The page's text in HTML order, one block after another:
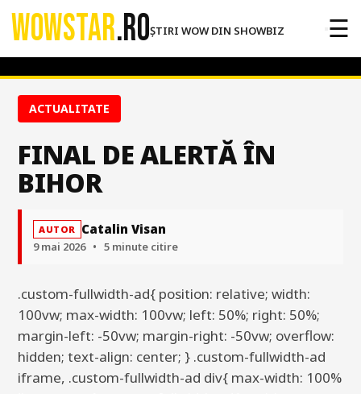
WOWSTAR.ROȘTIRI WOW DIN SHOWBIZ ☰
ACTUALITATE
FINAL DE ALERTĂ ÎN
BIHOR
AUTOR Catalin Visan
9 mai 2026 • 5 minute citire
.custom-fullwidth-ad{ position: relative; width:
100vw; max-width: 100vw; left: 50%; right: 50%;
margin-left: -50vw; margin-right: -50vw; overflow:
hidden; text-align: center; } .custom-fullwidth-ad
iframe, .custom-fullwidth-ad div{ max-width: 100%